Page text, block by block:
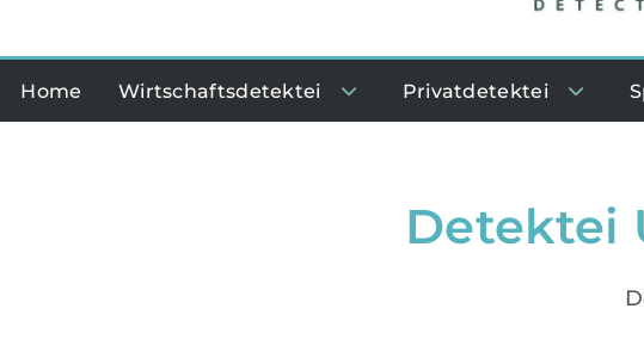
Home Wirtschaftsdetektei Privatdetektei
Detektei